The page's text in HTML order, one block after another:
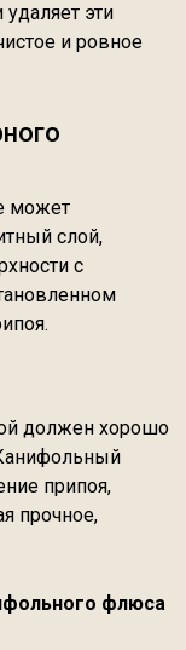
эти
и ровное
может
слой,
с
должен хорошо
припоя,
прочное,
флюса